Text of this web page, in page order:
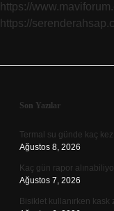
https://
https://
Sidebar
Son Yazılar
Termal su günde kaç kez
Ağustos 8, 2026
Kaç gün rapor
Ağustos 7, 2026
Bisiklet kullanırken kask